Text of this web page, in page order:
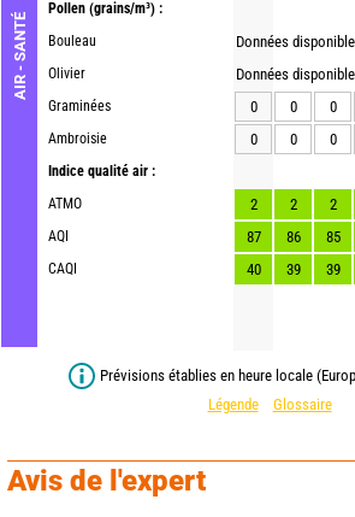
AIR - SANTÉ
Pollen (grains/m³) :
Bouleau
Olivier
Graminées
Ambroisie
Indice qualité air :
ATMO
AQI
CAQI
Données
Données
0
0 0
0
0 0
2 2 2
87
86 85
40
39 39
Prévisions établies en heure locale
Légende
Glossaire
Avis de l'expert